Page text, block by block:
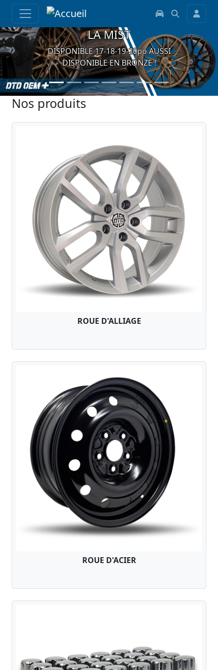
LA MIST
DISPONIBLE 17-18-19-20po AUSSI
DISPONIBLE EN BRONZE !
Nos produits
ROUE D'ALLIAGE
ROUE D'ACIER